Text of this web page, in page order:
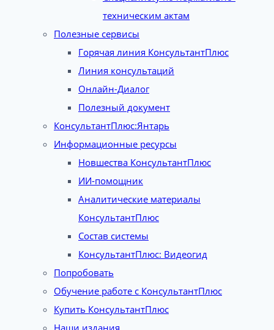
техническим актам
Полезные сервисы
Горячая линия КонсультантПлюс
Линия консультаций
Онлайн-Диалог
Полезный документ
КонсультантПлюс:Янтарь
Информационные ресурсы
Новшества КонсультантПлюс
ИИ-помощник
Аналитические материалы
КонсультантПлюс
Состав системы
КонсультантПлюс: Видеогид
Попробовать
Обучение работе с КонсультантПлюс
Купить КонсультантПлюс
Наши издания